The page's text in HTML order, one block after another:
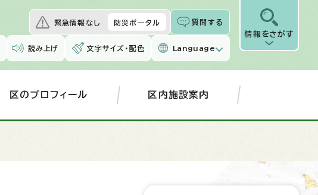
緊急情報なし 防災ポータル 質問する
読み上げ 文字サイズ・配色 Language
情報をさがす
区のプロフィール 区内施設案内